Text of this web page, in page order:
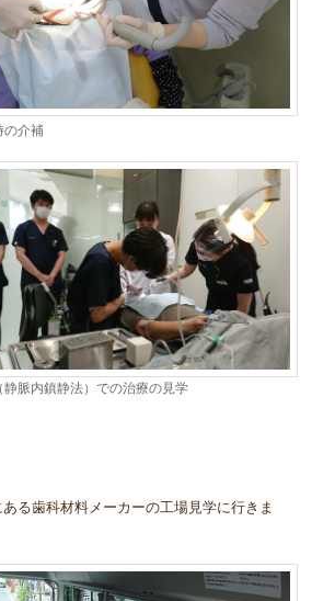
の介補
静脈内鎮静法）での治療の見学
る歯科材料メーカーの工場見学に行きま